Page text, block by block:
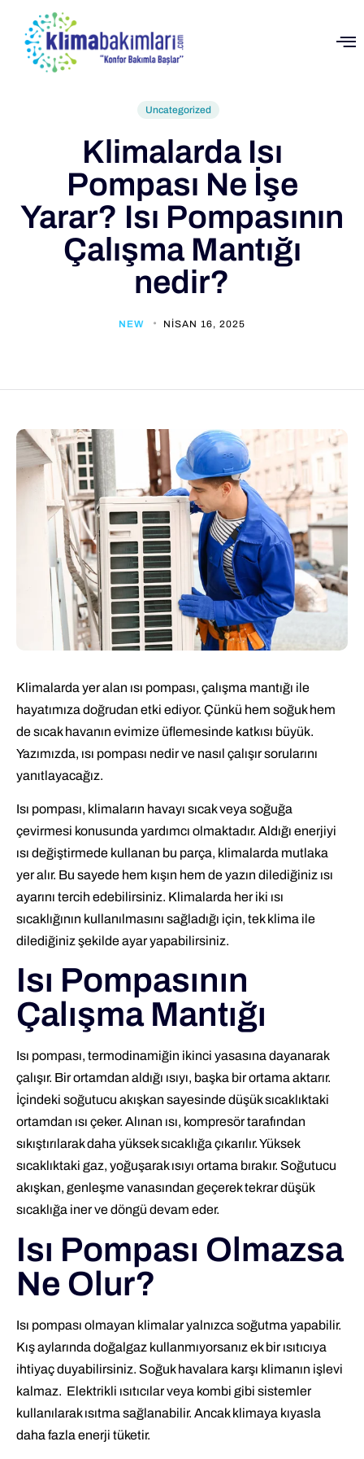
Uncategorized
Klimalarda Isı
Pompası Ne İşe
Yarar? Isı Pompasının
Çalışma Mantığı
nedir?
NEW NISAN 16, 2025
Klimalarda yer alan ısı pompası, çalışma mantığı ile
hayatımıza doğrudan etki ediyor. Çünkü hem soğuk hem
de sıcak havanın evimize üflemesinde katkısı büyük.
Yazımızda, ısı pompası nedir ve nasıl çalışır sorularını
yanıtlayacağız.
Isı pompası, klimaların havayı sıcak veya soğuğa
çevirmesi konusunda yardımcı olmaktadır. Aldığı enerjiyi
ısı değiştirmede kullanan bu parça, klimalarda mutlaka
yer alır. Bu sayede hem kışın hem de yazın dilediğiniz ısı
ayarını tercih edebilirsiniz. Klimalarda her iki ısı
sıcaklığının kullanılmasını sağladığı için, tek klima ile
dilediğiniz şekilde ayar yapabilirsiniz.
Isı Pompasının
Çalışma Mantığı
Isı pompası, termodinamiğin ikinci yasasına dayanarak
çalışır. Bir ortamdan aldığı ısıyı, başka bir ortama aktarır.
İçindeki soğutucu akışkan sayesinde düşük sıcaklıktaki
ortamdan ısı çeker. Alınan ısı, kompresör tarafından
sıkıştırılarak daha yüksek sıcaklığa çıkarılır. Yüksek
sıcaklıktaki gaz, yoğuşarak ısıyı ortama bırakır. Soğutucu
akışkan, genleşme vanasından geçerek tekrar düşük
sıcaklığa iner ve döngü devam eder.
Isı Pompası Olmazsa
Ne Olur?
Isı pompası olmayan klimalar yalnızca soğutma yapabilir.
Kış aylarında doğalgaz kullanmıyorsanız ek bir ısıtıcıya
ihtiyaç duyabilirsiniz. Soğuk havalara karşı klimanın işlevi
kalmaz. Elektrikli ısıtıcılar veya kombi gibi sistemler
kullanılarak ısıtma sağlanabilir. Ancak klimaya kıyasla
daha fazla enerji tüketir.